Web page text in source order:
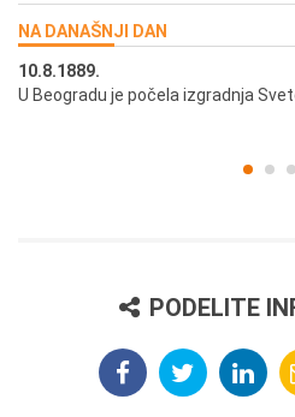
NA DANAŠNJI DAN
10.8.1889.
U Beogradu je počela izgradnja
PODELITE